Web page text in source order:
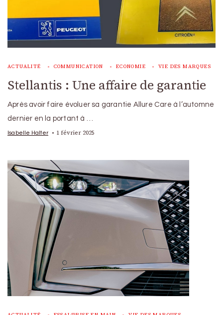
ACTUALITÉ COMMUNICATION ECONOMIE VIE DES MARQUES
Stellantis : Une affaire de garantie
Après avoir faire évoluer sa garantie Allure Care à l’automne
dernier en la portant à …
Isabelle Halter 1 février 2025